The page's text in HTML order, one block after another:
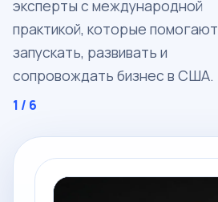
эксперты с международной
практикой, которые помогают
запускать, развивать и
сопровождать бизнес в США.
1 / 6